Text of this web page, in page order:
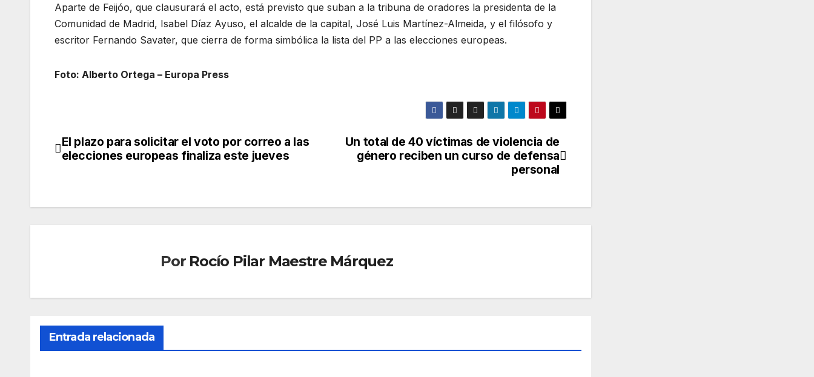
Aparte de Feijóo, que clausurará el acto, está previsto que suban a la tribuna de oradores la presidenta de la
Comunidad de Madrid, Isabel Díaz Ayuso, el alcalde de la capital, José Luis Martínez-Almeida, y el filósofo y
escritor Fernando Savater, que cierra de forma simbólica la lista del PP a las elecciones europeas.
Foto: Alberto Ortega – Europa Press
Navegación
Un total de 40 víctimas de violencia de
género reciben un curso de defensa
personal
El plazo para solicitar el voto por correo a las
elecciones europeas finaliza este jueves
Por Rocío Pilar Maestre Márquez
Entrada relacionada
SOCIEDAD
Mue
Marl
¿Qu